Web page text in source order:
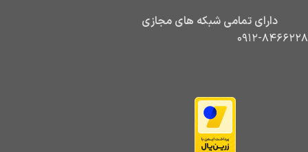
دارای تمامی شبکه های مجازی
0912-8466228